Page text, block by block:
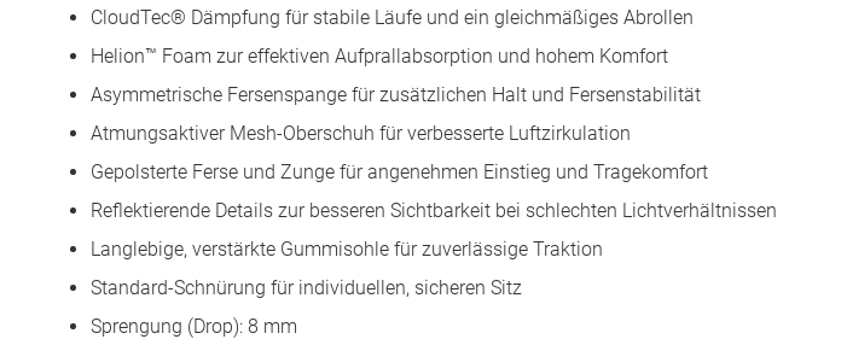
CloudTec® Dämpfung für stabile Läufe und ein gleichmäßiges Abrollen
Helion™ Foam zur effektiven Aufprallabsorption und hohem Komfort
Asymmetrische Fersenspange für zusätzlichen Halt und Fersenstabilität
Atmungsaktiver Mesh-Oberschuh für verbesserte Luftzirkulation
Gepolsterte Ferse und Zunge für angenehmen Einstieg und Tragekomfort
Reflektierende Details zur besseren Sichtbarkeit bei schlechten Lichtverhältnissen
Langlebige, verstärkte Gummisohle für zuverlässige Traktion
Standard-Schnürung für individuellen, sicheren Sitz
Sprengung (Drop): 8 mm